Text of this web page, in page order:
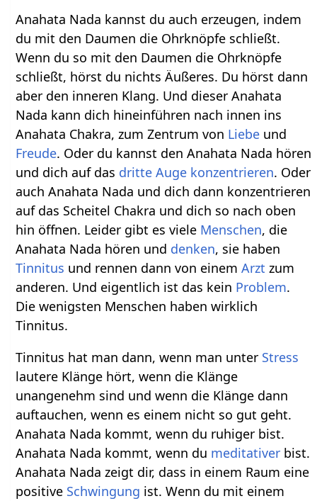
Anahata Nada kannst du auch erzeugen, indem
du mit den Daumen die Ohrknöpfe schließt.
Wenn du so mit den Daumen die Ohrknöpfe
schließt, hörst du nichts Äußeres. Du hörst dann
aber den inneren Klang. Und dieser Anahata
Nada kann dich hineinführen nach innen ins
Anahata Chakra, zum Zentrum von Liebe und
Freude. Oder du kannst den Anahata Nada hören
und dich auf das dritte Auge konzentrieren. Oder
auch Anahata Nada und dich dann konzentrieren
auf das Scheitel Chakra und dich so nach oben
hin öffnen. Leider gibt es viele Menschen, die
Anahata Nada hören und denken, sie haben
Tinnitus und rennen dann von einemArzt zum
anderen. Und eigentlich ist das kein Problem.
Die wenigsten Menschen haben wirklich
Tinnitus.
Tinnitus hat man dann, wenn man unter Stress
lautere Klänge hört, wenn die Klänge
unangenehm sind und wenn die Klänge dann
auftauchen, wenn es einem nicht so gut geht.
Anahata Nada kommt, wenn du ruhiger bist.
Anahata Nada kommt, wenn du meditativer bist.
Anahata Nada zeigt dir, dass in einem Raum eine
positive Schwingung ist. Wenn du mit einem